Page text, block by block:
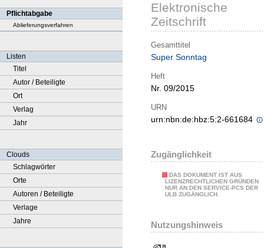
Pflichtabgabe
Ablieferungsverfahren
Listen
Titel
Autor / Beteiligte
Ort
Verlag
Jahr
Clouds
Schlagwörter
Orte
Autoren / Beteiligte
Verlage
Jahre
Elektronische
Zeitschrift
Gesamttitel
Super Sonntag
Heft
Nr. 09/2015
URN
urn:nbn:de:hbz:5:2-661684
Zugänglichkeit
DAS DOKUMENT IST AUS
LIZENZRECHTLICHEN GRÜNDEN
NUR AN DEN SERVICE-PCS DER
ULB ZUGÄNGLICH.
Nutzungshinweis